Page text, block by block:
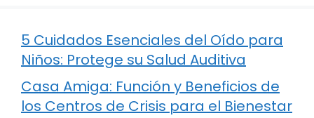
5 Cuidados Esenciales del Oído para
Niños: Protege su Salud Auditiva
Casa Amiga: Función y Beneficios de
los Centros de Crisis para el Bienestar